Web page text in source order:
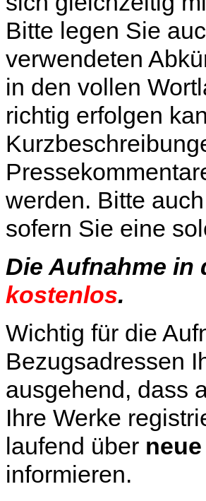
Bitte legen Sie
verwendeten
in den vollen
richtig erfolgen
werden. Bitte
sofern Sie eine
Die Aufnahme in
kostenlos.
Wichtig für die
Bezugsadressen
ausgehend, dass
Ihre Werke
laufend über neue
informieren.